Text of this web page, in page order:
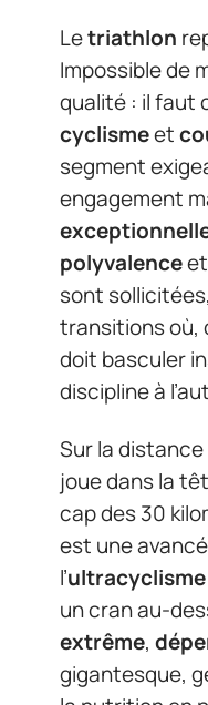
Letriathlon
Impossible de
qualité : il faut
cyclismeet
segment
engagement
polyvalence
sont
transitions où,
doit basculer
discipline à
Sur la
joue dans la
cap des 30
est une
l’ultracyclisme
un cran au-
extrême,
gigantesque,